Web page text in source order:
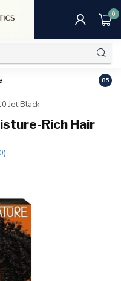
0
8.5
Jet Black
Rich Hair